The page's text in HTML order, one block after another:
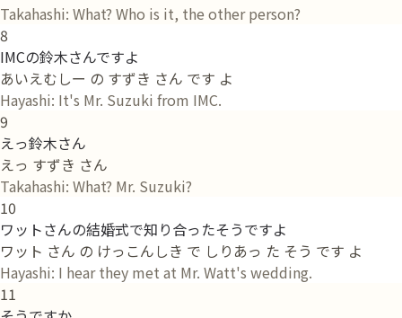
Takahashi: What? Who is it, the other person?
8
IMCの鈴木さんですよ
あいえむしー の すずき さん です よ
Hayashi: It's Mr. Suzuki from IMC.
9
えっ鈴木さん
えっ すずき さん
Takahashi: What? Mr. Suzuki?
10
ワットさんの結婚式で知り合ったそうですよ
ワット さん の けっこんしき で しりあっ た そう です よ
Hayashi: I hear they met at Mr. Watt's wedding.
11